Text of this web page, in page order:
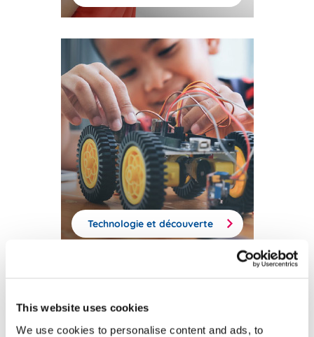
This website uses cookies
We use cookies to personalise content and ads, to
Technologie et découverte